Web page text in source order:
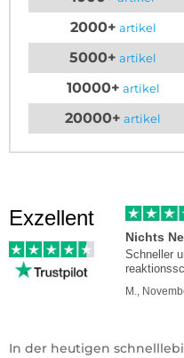
2000+ artikel
5000+ artikel
10000+ artikel
20000+ artikel
Exzellent
Nichts
Schneller
M.,
In der heutigen